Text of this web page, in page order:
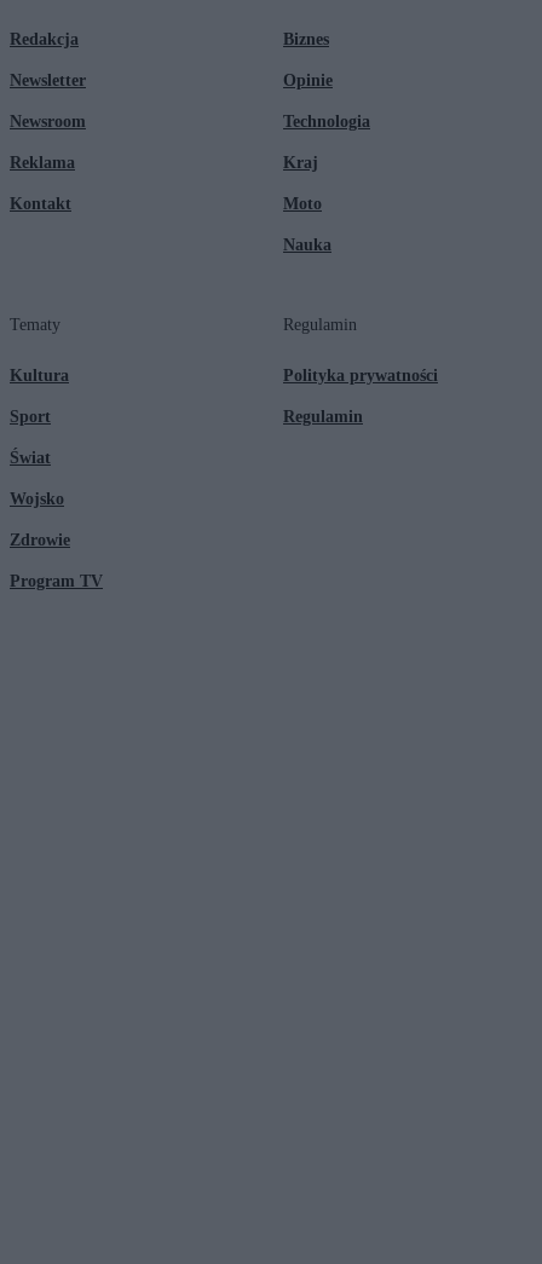
Redakcja
Newsletter
Newsroom
Reklama
Kontakt
Biznes
Opinie
Technologia
Kraj
Moto
Nauka
Tematy
Kultura
Sport
Świat
Wojsko
Zdrowie
Program TV
Regulamin
Polityka prywatności
Regulamin